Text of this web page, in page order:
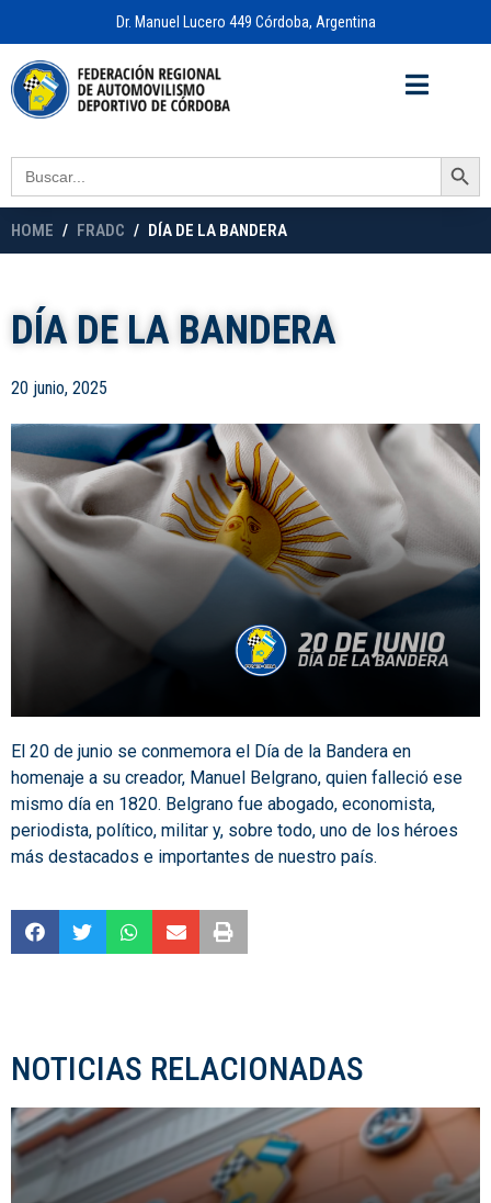
Dr. Manuel Lucero 449 Córdoba, Argentina
Search
for:
Search Button
HOME FRADC DÍA DE LA BANDERA
DÍA DE LA BANDERA
20 junio, 2025
El 20 de junio se conmemora el Día de la Bandera en
homenaje a su creador, Manuel Belgrano, quien falleció ese
mismo día en 1820. Belgrano fue abogado, economista,
periodista, político, militar y, sobre todo, uno de los héroes
más destacados e importantes de nuestro país.
NOTICIAS RELACIONADAS